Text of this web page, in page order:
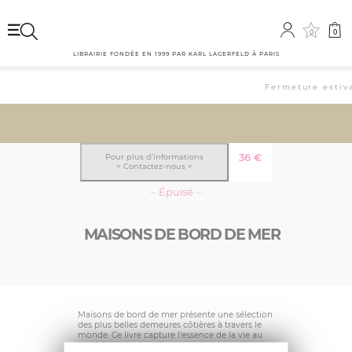
0 0
LIBRAIRIE FONDÉE EN 1999 PAR KARL LAGERFELD À PARIS
Fermeture
MAISONS DE BORD DE MER
36 €
Pour plus d’informations
> Contactez-nous <
··· Épuisé ···
Maisons de bord de mer présente une sélection
des plus belles demeures côtières à travers le
monde. Ce livre capture l’essence de la vie au
bord de l’eau, avec des exemples de maisons